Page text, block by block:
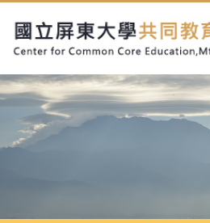
到
主
內
容